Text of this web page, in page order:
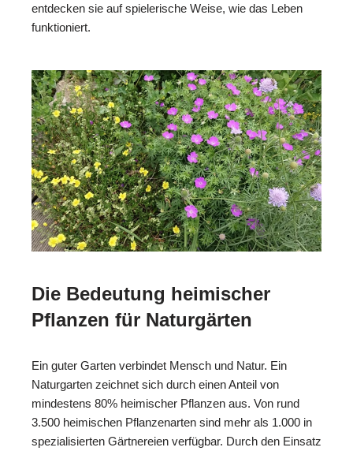
entdecken sie auf spielerische Weise, wie das Leben
funktioniert.
Die Bedeutung heimischer
Pflanzen für Naturgärten
Ein guter Garten verbindet Mensch und Natur. Ein
Naturgarten zeichnet sich durch einen Anteil von
mindestens 80% heimischer Pflanzen aus. Von rund
3.500 heimischen Pflanzenarten sind mehr als 1.000 in
spezialisierten Gärtnereien verfügbar. Durch den Einsatz